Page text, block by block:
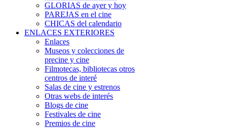
GLORIAS de ayer y hoy
PAREJAS en el cine
CHICAS del calendario
ENLACES EXTERIORES
Enlaces
Museos y colecciones de
precine y cine
Filmotecas, bibliotecas otros
centros de interé
Salas de cine y estrenos
Otras webs de interés
Blogs de cine
Festivales de cine
Premios de cine